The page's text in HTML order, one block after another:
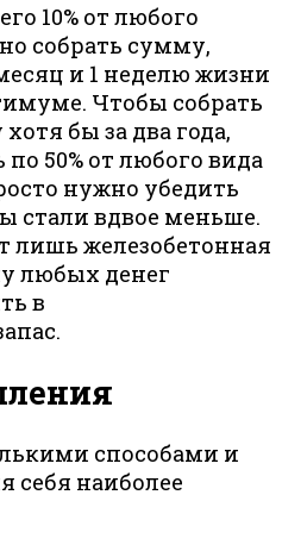
10% от любого
собрать сумму,
и 1 неделю жизни
Чтобы собрать
бы за два года,
50% от любого вида
нужно убедить
стали вдвое меньше.
лишь железобетонная
любых денег
в
способами и
себя наиболее